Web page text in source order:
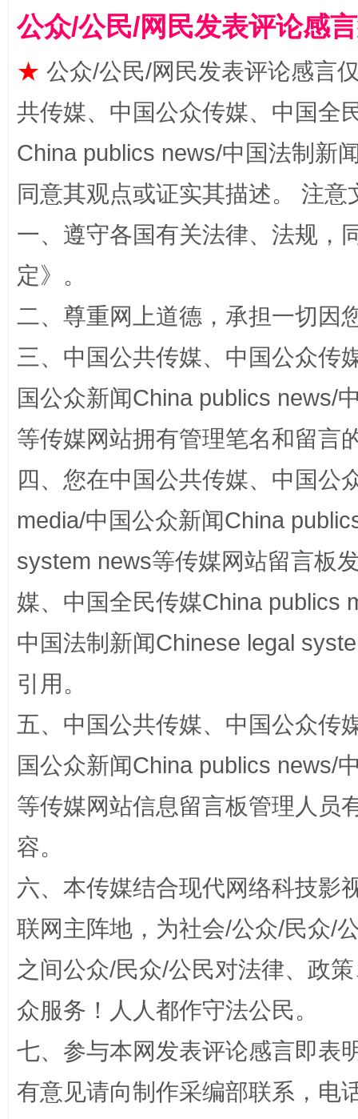
国家大学科技园优化重塑工作
扯下公款旅游的“隐身衣” 如何以
“蜀中异人”王建安的艺术幻境
完善运行机制助力责任有效落实 一纸欠
公众/公民/网民发表评论感
★ 公众/公民/网民发表评论感言
共传媒、中国公众传媒、中国全
China publics news/中国法制新
同意其观点或证实其描述。 注
一、遵守各国有关法律、法规，
定》。
二、尊重网上道德，承担一切因
三、中国公共传媒、中国公众传
国公众新闻China publics news/
等传媒网站拥有管理笔名和留言
四、您在中国公共传媒、中国公
media/中国公众新闻China
system news等传媒网站留言板
媒、中国全民传媒China publics
中国法制新闻Chinese legal
引用。
五、中国公共传媒、中国公众传
国公众新闻China publics news/
等传媒网站信息留言板管理人员
容。
六、本传媒结合现代网络科技影
联网主阵地，为社会/公众/民众/
之间公众/民众/公民对法律、政
众服务！人人都作守法公民。
七、参与本网发表评论感言即表
有意见请向制作采编部联系，电